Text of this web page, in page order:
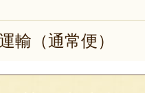
輸（通常便）